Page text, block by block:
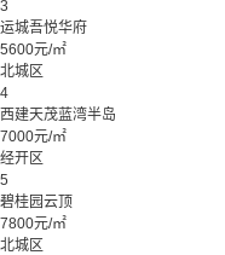
3
运城吾悦华府
5600元/㎡
北城区
4
西建天茂蓝湾半岛
7000元/㎡
经开区
5
碧桂园云顶
7800元/㎡
北城区